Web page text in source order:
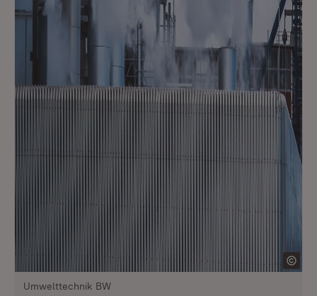
Umwelttechnik BW